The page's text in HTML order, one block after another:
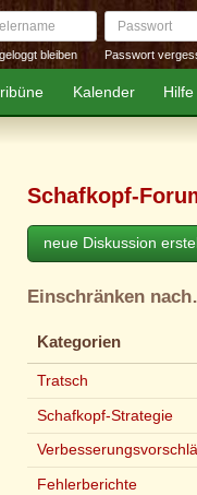
bleiben
Passwort
Passwort
Kalender
Schafkopf-
neue Diskussion
Einschränken
Kategorien
Tratsch
Schafkopf-Strategie
Fehlerberichte